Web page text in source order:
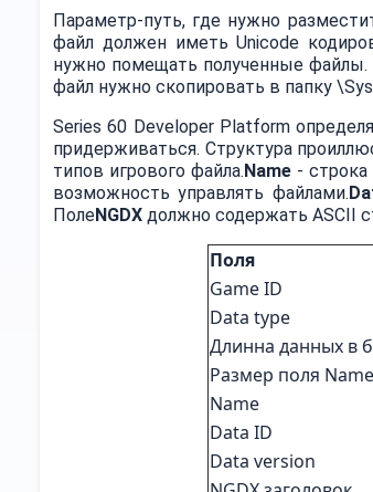
Параметр-путь, где нужно
файл должен иметь Unicode
нужно помещать полученные файлы.
файл нужно скопировать в папку
Series 60 Developer Platform
придерживаться. Структура
типов игрового файла.Name -
возможность управлять файлами.
ПолеNGDX должно содержать ASCII
Поля
Game ID
Data type
Длинна данных в
Размер поля
Name
Data ID
Data version